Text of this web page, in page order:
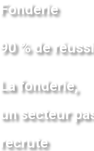
Fonderie
90 % de
La fonderie,
un secteur
recrute